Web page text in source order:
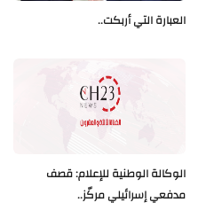
العبارة التي أربكت..
الوكالة الوطنية للإعلام: قصف
مدفعي إسرائيلي مركّز..